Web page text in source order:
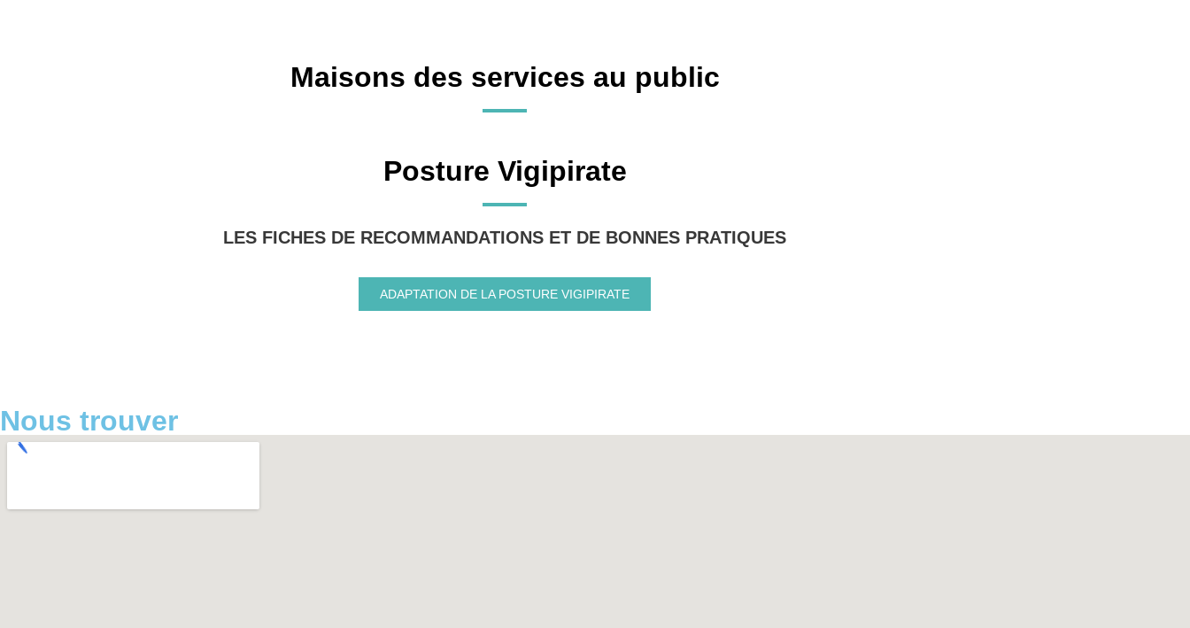
Maisons des services au public
Posture Vigipirate
LES FICHES DE RECOMMANDATIONS ET DE BONNES PRATIQUES
ADAPTATION DE LA POSTURE VIGIPIRATE
Nous trouver